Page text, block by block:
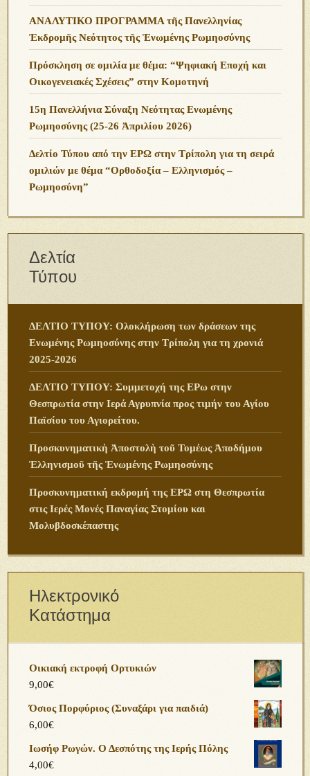
ΑΝΑΛΥΤΙΚΟ ΠΡΟΓΡΑΜΜΑ τῆς Πανελληνίας
Ἐκδρομῆς Νεότητος τῆς Ἑνωμένης Ρωμηοσύνης
Πρόσκληση σε ομιλία με θέμα: “Ψηφιακή Εποχή και
Οικογενειακές Σχέσεις” στην Κομοτηνή
15η Πανελλήνια Σύναξη Νεότητας Ενωμένης
Ρωμηοσύνης (25-26 Ἀπριλίου 2026)
Δελτίο Τύπου από την ΕΡΩ στην Τρίπολη για τη σειρά
ομιλιών με θέμα “Ορθοδοξία – Ελληνισμός –
Ρωμηοσύνη”
Δελτία
Τύπου
ΔΕΛΤΙΟ ΤΥΠΟΥ: Ολοκλήρωση των δράσεων της
Ενωμένης Ρωμηοσύνης στην Τρίπολη για τη χρονιά
2025-2026
ΔΕΛΤΙΟ ΤΥΠΟΥ: Συμμετοχή της ΕΡω στην
Θεσπρωτία στην Ιερά Αγρυπνία προς τιμήν του Αγίου
Παϊσίου του Αγιορείτου.
Προσκυνηματικὴ Ἀποστολὴ τοῦ Τομέως Ἀποδήμου
Ἑλληνισμοῦ τῆς Ἑνωμένης Ρωμηοσύνης
Προσκυνηματική εκδρομή της ΕΡΩ στη Θεσπρωτία
στις Ιερές Μονές Παναγίας Στομίου και
Μολυβδοσκέπαστης
Ηλεκτρονικό
Κατάστημα
Οικιακή εκτροφή Ορτυκιών
9,00€
Όσιος Πορφύριος (Συναξάρι για παιδιά)
6,00€
Ιωσήφ Ρωγών. Ο Δεσπότης της Ιερής Πόλης
4,00€